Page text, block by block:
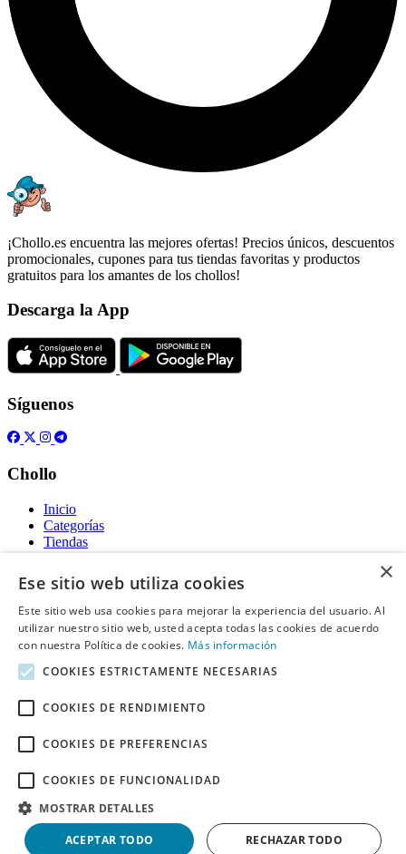
¡Chollo.es encuentra las mejores ofertas! Precios únicos, descuentos
promocionales, cupones para tus tiendas favoritas y productos
gratuitos para los amantes de los chollos!
Descarga la App
Síguenos
Chollo
Inicio
Categorías
Tiendas
Gratis
Acerca de
Sobre nosotros
Contacto
Información legal
Declaración de cookies
Descargo de Responsabilidad
Derechos de autor ©Chollo2026. Todos los derechos quedan
reservados.
×
Ese sitio web utiliza cookies
Este sitio web usa cookies para mejorar la experiencia del usuario. Al
utilizar nuestro sitio web, usted acepta todas las cookies de acuerdo
con nuestra Política de cookies. Más información
COOKIES ESTRICTAMENTE NECESARIAS
COOKIES DE RENDIMIENTO
COOKIES DE PREFERENCIAS
COOKIES DE FUNCIONALIDAD
MOSTRAR DETALLES
ACEPTAR TODO RECHAZAR TODO